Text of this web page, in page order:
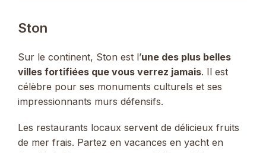
Ston
Sur le continent, Ston est l’une des plus belles
villes fortifiées que vous verrez jamais. Il est
célèbre pour ses monuments culturels et ses
impressionnants murs défensifs.
Les restaurants locaux servent de délicieux fruits
de mer frais. Partez en vacances en yacht en